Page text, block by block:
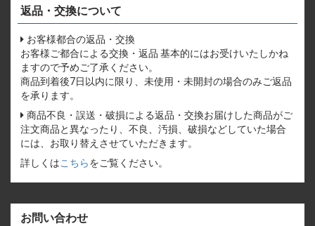
返品・交換について
お客様都合の返品・交換
お客様ご都合による交換・返品 基本的にはお受けいたしかね
ますので予めご了承ください。
商品到着後7日以内に限り、未使用・未開封の場合のみご返品
を承ります。
商品不良・誤送・破損による返品・交換お届けした商品がご
注文商品と異なったり、不良、汚損、破損などしていた場合
には、お取り替えさせていただきます。
詳しくはこちらをご覧ください。
お問い合わせ